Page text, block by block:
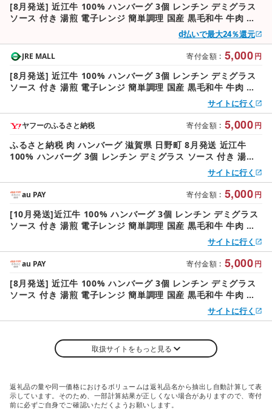
[8月発送] 近江牛 100% ハンバーグ 3個 レンチン デミグラス
ソース 付き 湯煎 電子レンジ 簡単調理 国産 黒毛和牛 牛肉 神
戸牛 松阪牛 に並ぶ 日本 三大和牛 ブランド ギフト 肉汁 高級
父の日 内祝い 和牛 国産 冷凍 個包装 マルタケ西川 滋賀県日野
町 送料無料
d払いで最大24％還元
寄付金額 : 5,000円
JRE MALL
[8月発送] 近江牛 100% ハンバーグ 3個 レンチン デミグラス
ソース 付き 湯煎 電子レンジ 簡単調理 国産 黒毛和牛 牛肉 神
戸牛 松阪牛 に並ぶ 日本 三大和牛 ブランド ギフト 肉汁 高級
父の日 内祝い 和牛 国産 冷凍 個包装 マルタケ西川 滋賀県日野
町 送料無料
サイトに行く
寄付金額 : 5,000円
ヤフーのふるさと納税
ふるさと納税 肉 ハンバーグ 滋賀県 日野町 8月発送 近江牛
100% ハンバーグ 3個 レンチン デミグラス ソース 付き 湯煎
サイトに行く
寄付金額 : 5,000円
au PAY
[10月発送]近江牛 100% ハンバーグ 3個 レンチン デミグラス
ソース 付き 湯煎 電子レンジ 簡単調理 国産 黒毛和牛 牛肉 神
戸牛 松阪牛 に並ぶ 日本 三大和牛 ブランド ギフト 肉汁 高級
父の日 内祝い 和牛 国産 冷凍 個包装 マルタケ西川 滋賀県日野
町 送料無料
サイトに行く
寄付金額 : 5,000円
au PAY
[8月発送] 近江牛 100% ハンバーグ 3個 レンチン デミグラス
ソース 付き 湯煎 電子レンジ 簡単調理 国産 黒毛和牛 牛肉 神
戸牛 松阪牛 に並ぶ 日本 三大和牛 ブランド ギフト 肉汁 高級
父の日 内祝い 和牛 国産 冷凍 個包装 マルタケ西川 滋賀県日野
サイトに行く
取扱サイトをもっと見る
返礼品の量や同一価格におけるボリュームは返礼品名から抽出し自動計算して表
示しています。そのため、一部計算結果が正しくない場合がありますので、寄付
前に必ずご自身でご確認いただくようお願いします。